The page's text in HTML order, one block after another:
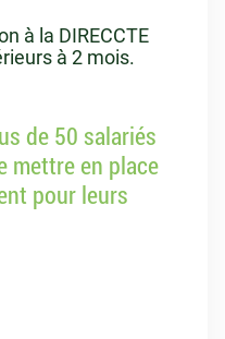
à la DIRECCTE
à 2 mois.
de 50 salariés
mettre en place
pour leurs